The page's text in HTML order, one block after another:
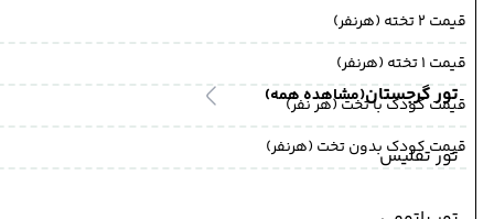
تور گرجستان(مشاهده همه)
تور تفلیس
قیمت 2 تخته (هرنفر)
قیمت 1 تخته (هرنفر)
قیمت کودک با تخت (هر نفر)
قیمت کودک بدون تخت (هرنفر)